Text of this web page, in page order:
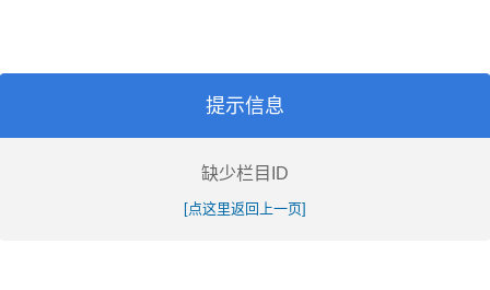
提示信息
缺少栏目ID
[点这里返回上一页]